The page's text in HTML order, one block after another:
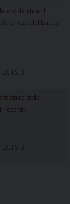
e sfida etica: il
Chiesa al dibattito
3
della
recenti»
3